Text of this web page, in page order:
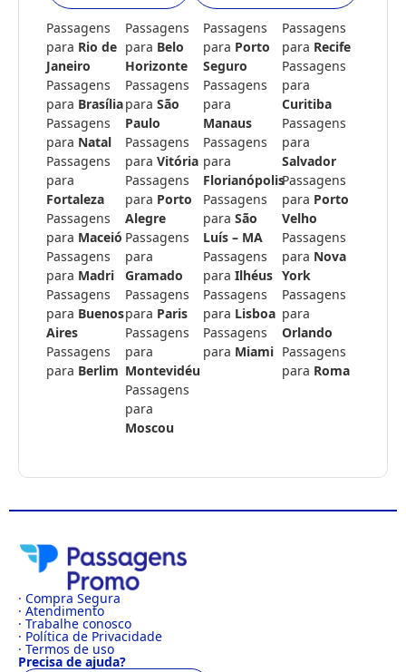
Passagens
para Rio de
Janeiro
Passagens
para Brasília
Passagens
para Natal
Passagens
para
Fortaleza
Passagens
para Maceió
Passagens
para Madri
Passagens
para Buenos
Aires
Passagens
para Berlim
Passagens
para Belo
Horizonte
Passagens
para São
Paulo
Passagens
para Vitória
Passagens
para Porto
Alegre
Passagens
para
Gramado
Passagens
para Paris
Passagens
para
Montevidéu
Passagens
para
Moscou
Passagens
para Porto
Seguro
Passagens
para
Manaus
Passagens
para
Florianópolis
Passagens
para São
Luís – MA
Passagens
para Ilhéus
Passagens
para Lisboa
Passagens
para Miami
Passagens
para Recife
Passagens
para
Curitiba
Passagens
para
Salvador
Passagens
para Porto
Velho
Passagens
para Nova
York
Passagens
para
Orlando
Passagens
para Roma
· Compra Segura
· Atendimento
· Trabalhe conosco
· Política de Privacidade
· Termos de uso
Precisa de ajuda?